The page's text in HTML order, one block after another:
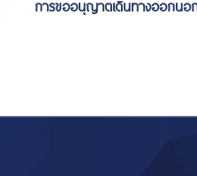
การขออนุญาตเดินทางออกนอ